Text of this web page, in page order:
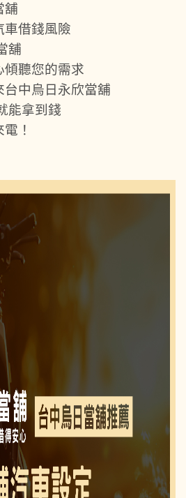
舖
車借錢風險
舖
傾聽您的需求
台中烏日永欣當舖
能拿到錢
！